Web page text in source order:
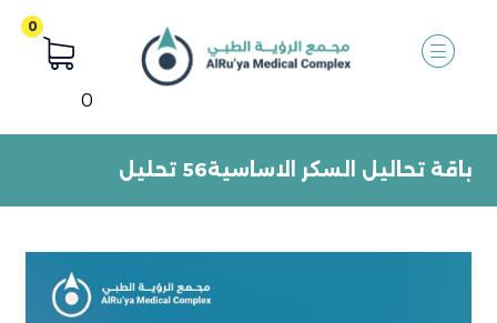
0
باقة تحاليل السكر الاساسية56 تحليل